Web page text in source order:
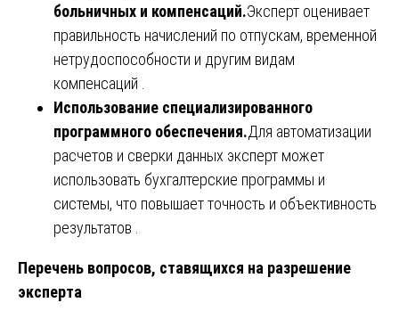
больничных и компенсаций.Эксперт оценивает
правильность начислений по отпускам, временной
нетрудоспособности и другим видам
компенсаций .
Использование специализированного
программного обеспечения.Для автоматизации
расчетов и сверки данных эксперт может
использовать бухгалтерские программы и
системы, что повышает точность и объективность
результатов .
Перечень вопросов, ставящихся на разрешение
эксперта